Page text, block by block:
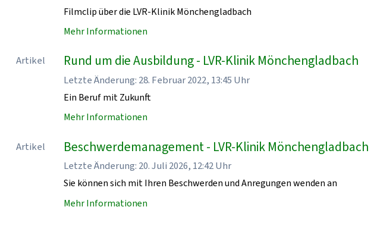
Filmclip über die LVR-Klinik Mönchengladbach
Mehr Informationen
Artikel Rund um die Ausbildung - LVR-Klinik Mönchengladbach
Letzte Änderung: 28. Februar 2022, 13:45 Uhr
Ein Beruf mit Zukunft
Mehr Informationen
Artikel Beschwerdemanagement - LVR-Klinik Mönchengladbach
Letzte Änderung: 20. Juli 2026, 12:42 Uhr
Sie können sich mit Ihren Beschwerden und Anregungen wenden an
Mehr Informationen